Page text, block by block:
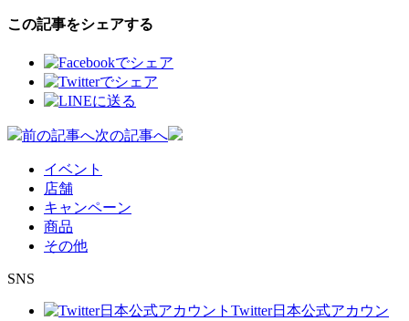
この記事をシェアする
投
ー
前の記事へ次の記事へ
イベント
店舗
キャンペーン
商品
その他
SNS
Twitter日本公式アカウン